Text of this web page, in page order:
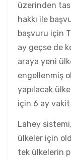
üzerinden
hakkı ile
başvuru için
ay geçse de
araya yeni
engellenmiş
yapılacak
için 6 ay vakit
Lahey sistemi,
ülkeler için
tek ülkelerin